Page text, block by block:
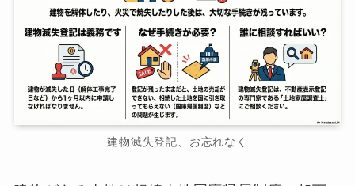
建物滅失登記、お忘れなく